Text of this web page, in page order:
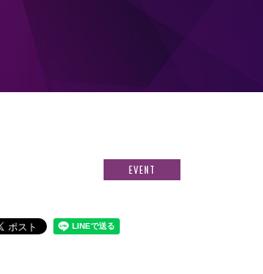
EVENT